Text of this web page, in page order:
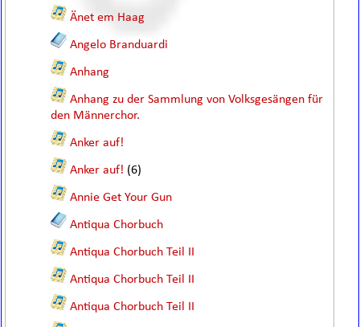
Änet em Haag
Angelo Branduardi
Anhang
Anhang zu der Sammlung von Volksgesängen für
den Männerchor.
Anker auf!
Anker auf! (6)
Annie Get Your Gun
Antiqua Chorbuch
Antiqua Chorbuch Teil II
Antiqua Chorbuch Teil II
Antiqua Chorbuch Teil II